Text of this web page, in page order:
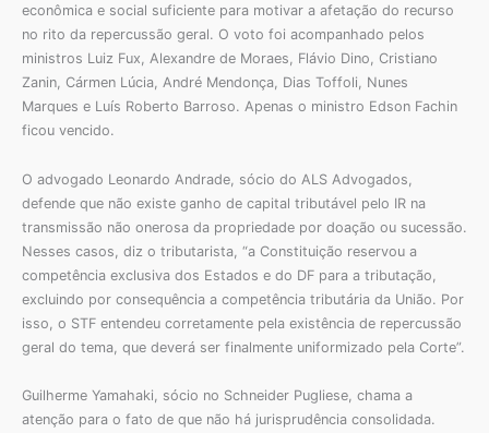
econômica e social suficiente para motivar a afetação do recurso
no rito da repercussão geral. O voto foi acompanhado pelos
ministros Luiz Fux, Alexandre de Moraes, Flávio Dino, Cristiano
Zanin, Cármen Lúcia, André Mendonça, Dias Toffoli, Nunes
Marques e Luís Roberto Barroso. Apenas o ministro Edson Fachin
ficou vencido.
O advogado Leonardo Andrade, sócio do ALS Advogados,
defende que não existe ganho de capital tributável pelo IR na
transmissão não onerosa da propriedade por doação ou sucessão.
Nesses casos, diz o tributarista, “a Constituição reservou a
competência exclusiva dos Estados e do DF para a tributação,
excluindo por consequência a competência tributária da União. Por
isso, o STF entendeu corretamente pela existência de repercussão
geral do tema, que deverá ser finalmente uniformizado pela Corte”.
Guilherme Yamahaki, sócio no Schneider Pugliese, chama a
atenção para o fato de que não há jurisprudência consolidada.